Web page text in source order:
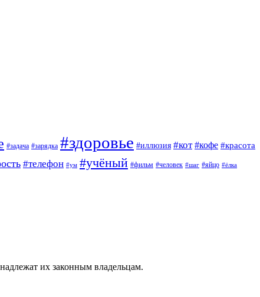
#задача #зарядка #здоровье #иллюзия #кот #кофе #красота
#телефон #ум #учёный #фильм #человек #шаг #яйцо #ёлка
их законным владельцам.